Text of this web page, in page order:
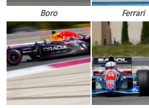
Boro Ferrari